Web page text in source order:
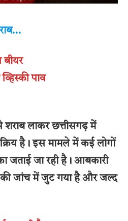
बीयर
पाव
शराब लाकर छत्तीसगढ़ में
है। इस मामले में कई लोगों
जताई जा रही है। आबकारी
की जांच में जुट गया है और जल्द